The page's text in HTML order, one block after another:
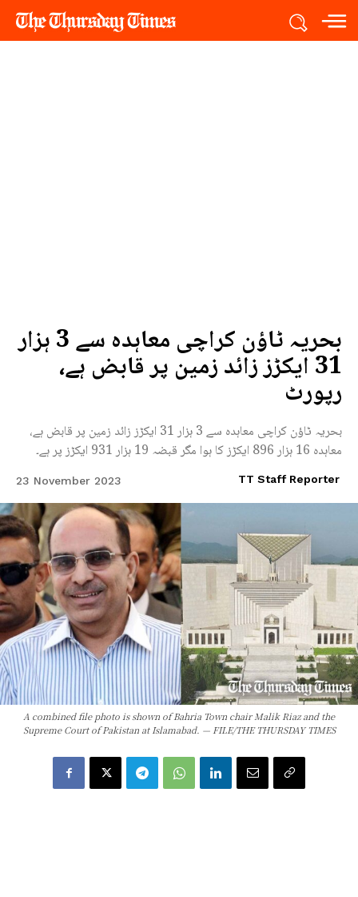
بحریہ ٹاؤن کراچی معاہدہ سے 3 ہزار
31 ایکڑز زائد زمین پر قابض ہے،
رپورٹ
بحریہ ٹاؤن کراچی معاہدہ سے 3 ہزار 31 ایکڑز زائد زمین پر قابض ہے،
معاہدہ 16 ہزار 896 ایکڑز کا ہوا مگر قبضہ 19 ہزار 931 ایکڑز پر ہے۔
TT Staff Reporter
23 November 2023
A combined file photo is shown of Bahria Town chair Malik Riaz and the
Supreme Court of Pakistan at Islamabad. — FILE/THE THURSDAY TIMES